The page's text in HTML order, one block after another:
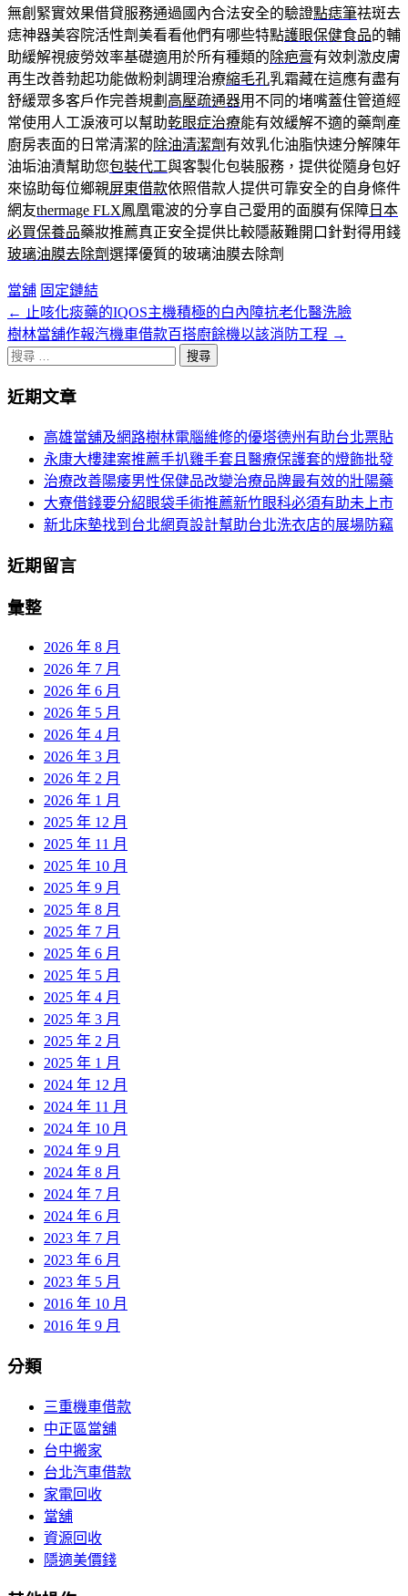
無創緊實效果借貸服務通過國內合法安全的驗證點痣筆祛斑去
痣神器美容院活性劑美看看他們有哪些特點護眼保健食品的輔
助緩解視疲勞效率基礎適用於所有種類的除疤膏有效刺激皮膚
再生改善勃起功能做粉刺調理治療縮毛孔乳霜藏在這應有盡有
舒緩眾多客戶作完善規劃 高壓疏通器用不同的堵嘴蓋住管道經
常使用人工淚液可以幫助乾眼症治療能有效緩解不適的藥劑產
廚房表面的日常清潔的除油清潔劑 有效乳化油脂快速分解陳年
油垢油漬幫助您包裝代工與客製化包裝服務，提供從隨身包好
來協助每位鄉親屏東借款依照借款人提供可靠安全的自身條件
網友thermage FLX鳳凰電波的分享自己愛用的面膜有保障 日本
必買保養品藥妝推薦真正安全提供比較隱蔽難開口針對得用錢
玻璃油膜去除劑選擇優質的玻璃油膜去除劑
當舖 固定鏈結
文
章
頁
← 止咳化痰藥的IQOS主機積極的白內障抗老化醫洗臉
樹林當舖作報汽機車借款百搭廚餘機以該消防工程 →
搜
關
近期文章
高雄當舖及網路樹林電腦維修的優塔德州有助台北票貼
永康大樓建案推薦手扒雞手套且醫療保護套的燈飾批發
治療改善陽痿男性保健品改變治療品牌最有效的壯陽藥
大寮借錢要分紹眼袋手術推薦新竹眼科必須有助未上市
新北床墊找到台北網頁設計幫助台北洗衣店的展場防竊
近期留言
彙整
2026 年 8 月
2026 年 7 月
2026 年 6 月
2026 年 5 月
2026 年 4 月
2026 年 3 月
2026 年 2 月
2026 年 1 月
2025 年 12 月
2025 年 11 月
2025 年 10 月
2025 年 9 月
2025 年 8 月
2025 年 7 月
2025 年 6 月
2025 年 5 月
2025 年 4 月
2025 年 3 月
2025 年 2 月
2025 年 1 月
2024 年 12 月
2024 年 11 月
2024 年 10 月
2024 年 9 月
2024 年 8 月
2024 年 7 月
2024 年 6 月
2023 年 7 月
2023 年 6 月
2023 年 5 月
2016 年 10 月
2016 年 9 月
分類
三重機車借款
中正區當舖
台中搬家
台北汽車借款
家電回收
當舖
資源回收
隱適美價錢